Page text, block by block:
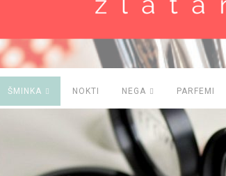
ŠMINKA NOKTI NEGA PARFEMI